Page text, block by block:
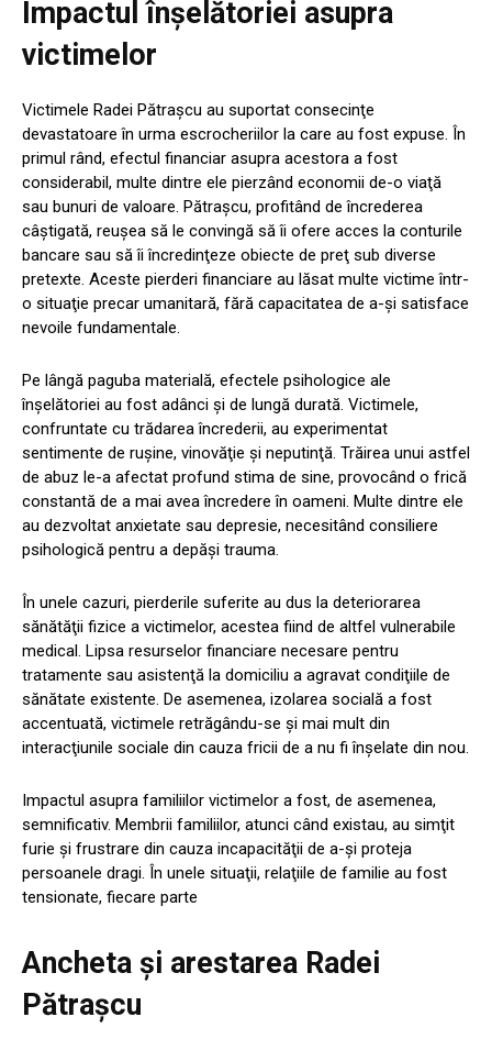
Impactul înşelătoriei asupra
victimelor
Victimele Radei Pătraşcu au suportat consecinţe
devastatoare în urma escrocheriilor la care au fost expuse. În
primul rând, efectul financiar asupra acestora a fost
considerabil, multe dintre ele pierzând economii de-o viaţă
sau bunuri de valoare. Pătraşcu, profitând de încrederea
câştigată, reuşea să le convingă să îi ofere acces la conturile
bancare sau să îi încredinţeze obiecte de preţ sub diverse
pretexte. Aceste pierderi financiare au lăsat multe victime într-
o situaţie precar umanitară, fără capacitatea de a-şi satisface
nevoile fundamentale.
Pe lângă paguba materială, efectele psihologice ale
înşelătoriei au fost adânci şi de lungă durată. Victimele,
confruntate cu trădarea încrederii, au experimentat
sentimente de ruşine, vinovăţie şi neputinţă. Trăirea unui astfel
de abuz le-a afectat profund stima de sine, provocând o frică
constantă de a mai avea încredere în oameni. Multe dintre ele
au dezvoltat anxietate sau depresie, necesitând consiliere
psihologică pentru a depăşi trauma.
În unele cazuri, pierderile suferite au dus la deteriorarea
sănătăţii fizice a victimelor, acestea fiind de altfel vulnerabile
medical. Lipsa resurselor financiare necesare pentru
tratamente sau asistenţă la domiciliu a agravat condiţiile de
sănătate existente. De asemenea, izolarea socială a fost
accentuată, victimele retrăgându-se şi mai mult din
interacţiunile sociale din cauza fricii de a nu fi înşelate din nou.
Impactul asupra familiilor victimelor a fost, de asemenea,
semnificativ. Membrii familiilor, atunci când existau, au simţit
furie şi frustrare din cauza incapacităţii de a-şi proteja
persoanele dragi. În unele situaţii, relaţiile de familie au fost
tensionate, fiecare parte
Ancheta şi arestarea Radei
Pătraşcu